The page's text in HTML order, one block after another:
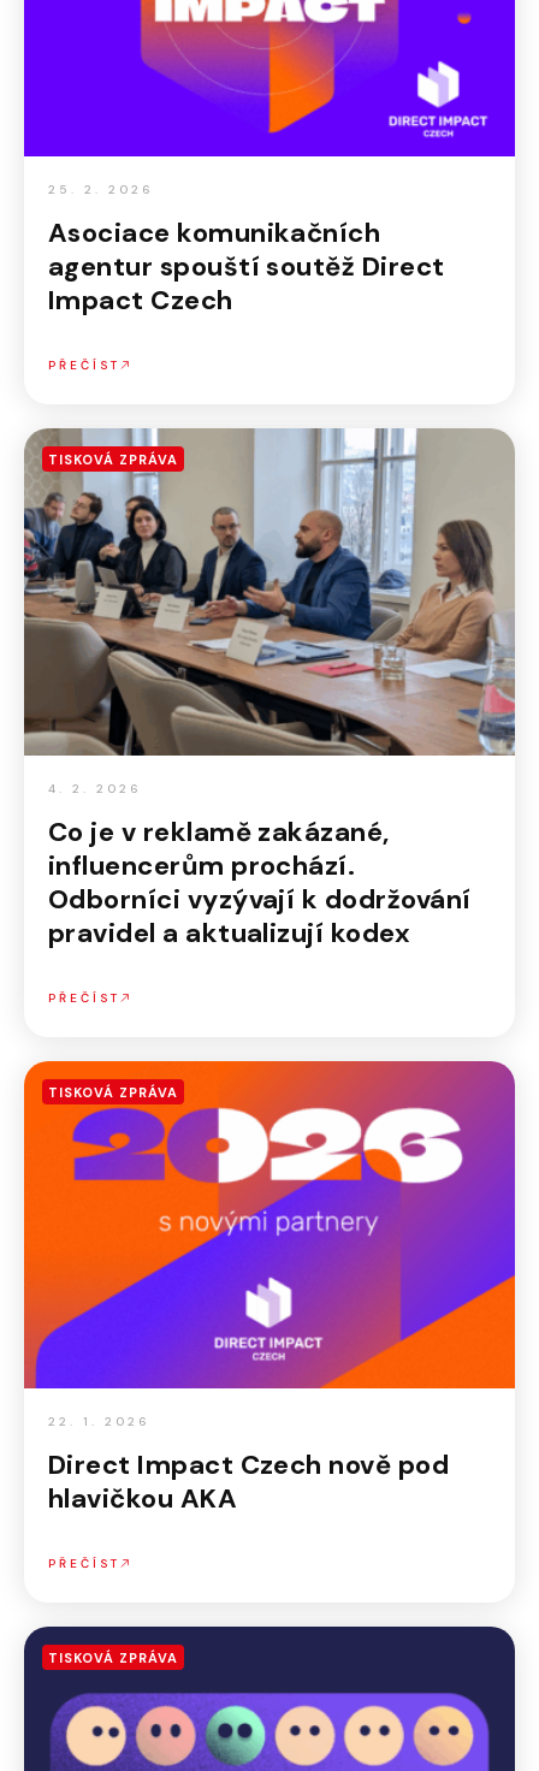
25. 2. 2026
Asociace komunikačních
agentur spouští soutěž Direct
Impact Czech
PŘEČÍST
TISKOVÁ ZPRÁVA
4. 2. 2026
Co je v reklamě zakázané,
influencerům prochází.
Odborníci vyzývají k dodržování
pravidel a aktualizují kodex
PŘEČÍST
TISKOVÁ ZPRÁVA
22. 1. 2026
Direct Impact Czech nově pod
hlavičkou AKA
PŘEČÍST
TISKOVÁ ZPRÁVA